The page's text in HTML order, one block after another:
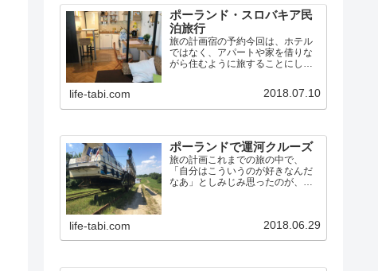
ポーランド・スロバキア民
泊旅行
旅の計画宿の予約今回は、ホテル
ではなく、アパートや家を借りな
がら住むように旅することにしま
まる貸切」タイプでも、1泊2人で5
千円ほどなので、グダニスク4泊、
life-tabi.com 2018.07.10
ポーランドで運河クルーズ
旅の計画これまでの旅の中で、
「自分はこういうのが好きなんだ
なあ」としみじみ思ったのが、英
の旅行とこれは全く違っていて、
life-tabi.com 2018.06.29